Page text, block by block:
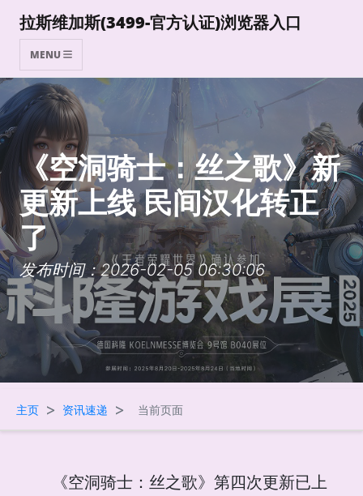
拉斯维加斯(3499-官方认证)浏览器入口
MENU
《空洞骑士：丝之歌》新
更新上线 民间汉化转正
了
发布时间：2026-02-05 06:30:06
主页 > 资讯速递 > 当前页面
《空洞骑士：丝之歌》第四次更新已上